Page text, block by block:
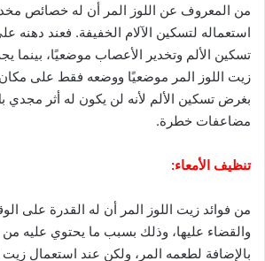
من المعروف عن اللوز المر أن له خصائص
استعماله لتسكين الآلام الخفيفة. فعند دهنه
تسكين الألم وتخدير الأعصاب موضعيًا، بينما
زيت اللوز المر موضعيًا ووضعه فقط على مكان
بغرض تسكين الألم لأنه لن يكون له أثر
مضاعفات خطرة.
تنظيف الأمعاء:
من فوائد زيت اللوز المر أن له القدرة على
والقضاء عليها، وذلك بسبب ما يحتوي عليه من
بالإضافة لطعمه المر، ولكن عند استعمال زيت